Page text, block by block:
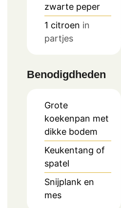
zwarte peper
1 citroen in
partjes
Benodigdheden
Grote
koekenpan met
dikke bodem
Keukentang of
spatel
Snijplank en
mes